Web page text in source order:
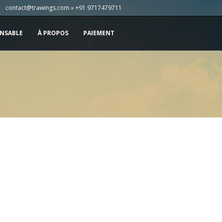
contact@trawings.com » +91 9717479711
À PROPOS PAIEMENT